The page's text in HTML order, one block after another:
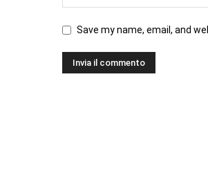
Save my name, email, and